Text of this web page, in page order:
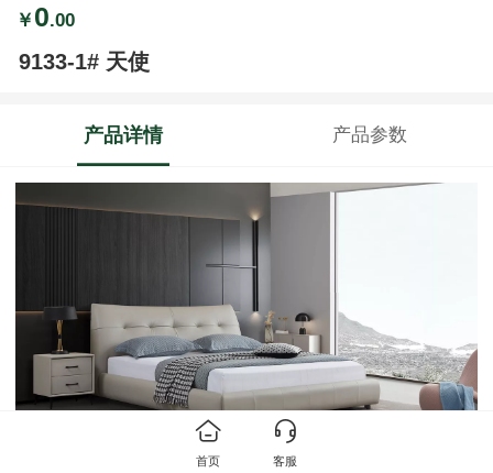
￥ 0.00
9133-1# 天使
产品详情 产品参数
首页 客服